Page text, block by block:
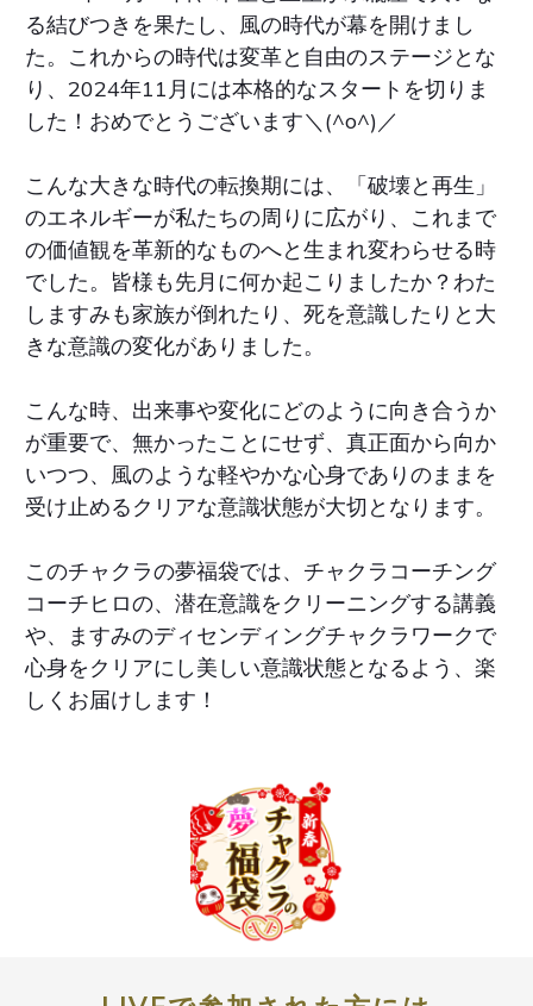
る結びつきを果たし、風の時代が幕を開けまし
た。これからの時代は変革と自由のステージとな
り、2024年11月には本格的なスタートを切りま
した！おめでとうございます＼(^o^)／
こんな大きな時代の転換期には、「破壊と再生」
のエネルギーが私たちの周りに広がり、これまで
の価値観を革新的なものへと生まれ変わらせる時
でした。皆様も先月に何か起こりましたか？わた
しますみも家族が倒れたり、死を意識したりと大
きな意識の変化がありました。
こんな時、出来事や変化にどのように向き合うか
が重要で、無かったことにせず、真正面から向か
いつつ、風のような軽やかな心身でありのままを
受け止めるクリアな意識状態が大切となります。
このチャクラの夢福袋では、チャクラコーチング
コーチヒロの、潜在意識をクリーニングする講義
や、ますみのディセンディングチャクラワークで
心身をクリアにし美しい意識状態となるよう、楽
しくお届けします！